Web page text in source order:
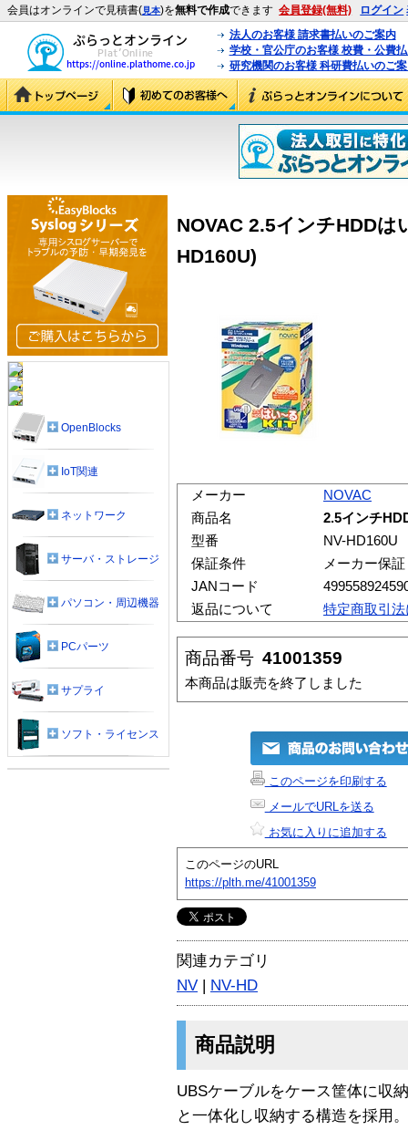
会員はオンラインで見積書(見本)を無料で作成できます 会員登録(無料) ログイン
法人のお客様 請求書払いのご案内
学校・官公庁のお客様 校費・公費
研究機関のお客様 科研費払いのご
NOVAC 2.5インチHDDは
HD160U)
メーカー
NOVAC
商品名
2.5インチ
型番
NV-HD160U
保証条件
メーカー保証
JANコード
返品について
特定商取引
商品番号 41001359
本商品は販売を終了しました
このページを印刷する
メールでURLを送る
お気に入りに追加する
このページのURL
https://plth.me/41001359
関連カテゴリ
NV | NV-HD
商品説明
UBSケーブルをケース筐体に収
と一体化し収納する構造を採用
OpenBlocks
IoT関連
ネットワーク
サーバ・ストレージ
パソコン・周辺機器
PCパーツ
サプライ
ソフト・ライセンス